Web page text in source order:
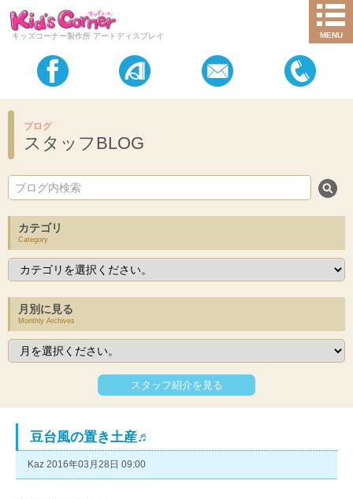
キッズコーナー製作所 アートディスプレイ MENU
ブログ
スタッフBLOG
カテゴリ
Category
月別に見る
Monthly Archives
スタッフ紹介を見る
豆台風の置き土産♬
Kaz 2016年03月28日 09:00